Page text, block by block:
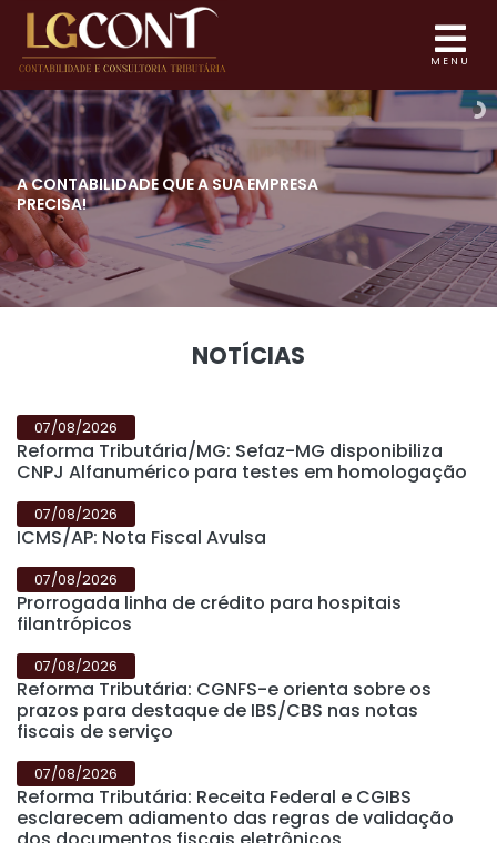
MENU
A CONTABILIDADE QUEA SUA EMPRESA
PRECISA!
NOTÍCIAS
07/08/2026
Reforma Tributária/MG: Sefaz-MG disponibiliza
CNPJ Alfanumérico para testes em homologação
07/08/2026
ICMS/AP: Nota Fiscal Avulsa
07/08/2026
Prorrogada linha de crédito para hospitais
filantrópicos
07/08/2026
Reforma Tributária: CGNFS-e orienta sobre os
prazos para destaque de IBS/CBS nas notas
fiscais de serviço
07/08/2026
Reforma Tributária: Receita Federal e CGIBS
esclarecem adiamento das regras de validação